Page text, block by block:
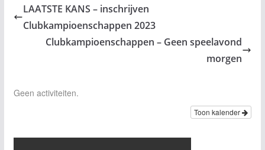
LAATSTE KANS – inschrijven
Clubkampioenschappen 2023
Clubkampioenschappen – Geen speelavond
morgen
Geen activiteiten.
Toon kalender